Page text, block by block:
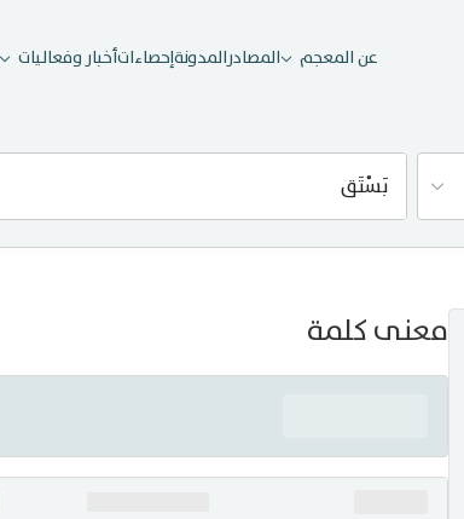
عن المعجم المصادرالمدونةإحصاءاتأخبار وفعاليات
معنى كلمة